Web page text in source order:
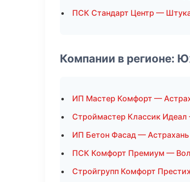
ПСК Стандарт Центр —
Компании в регионе:
ИП Мастер Комфорт —
Строймастер Классик
ИП Бетон Фасад — Астрахань
ПСК Комфорт Премиум —
Стройгрупп Комфорт